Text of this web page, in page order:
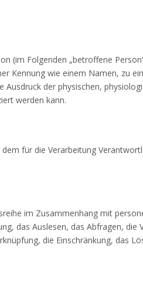
(im Folgenden „betroffene
Kennung wie einem Namen, zu
der physischen,
werden kann.
für die Verarbeitung
im Zusammenhang mit
das Auslesen, das Abfragen, die
die Einschränkung, das